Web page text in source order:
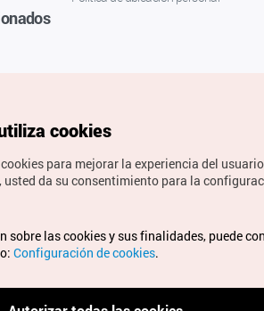
de Turismo de Corea. Todos los
y cuestiones relacionadas con el
consultas al correoelectrónico oficial:
cookies
para mejorar la experiencia del
da su consentimiento para la
sobre las cookies y sus finalidades, puede
Configuración de cookies.